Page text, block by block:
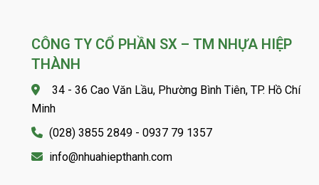
CÔNG TY CỔ PHẦN SX – TM NHỰA HIỆP
THÀNH
34 - 36 Cao Văn Lầu, Phường Bình Tiên, TP. Hồ Chí
Minh
(028) 3855 2849 - 0937 79 1357
info@nhuahiepthanh.com